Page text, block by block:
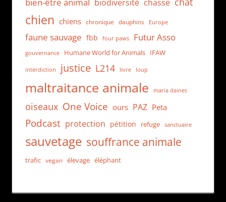
biodiversité chasse
chien chiens chronique dauphins Europe
faune sauvage fbb four paws Futur Asso
gouvernance Humane World for Animals IFAW
interdiction justice L214 livre loup
maltraitance animale maria daines
oiseaux One Voice ours PAZ Peta
Podcast protection pétition refuge sanctuaire
sauvetage souffrance animale
trafic vegan élevage éléphant